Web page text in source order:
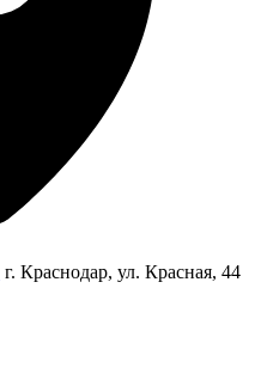
г. Краснодар, ул. Красная, 44